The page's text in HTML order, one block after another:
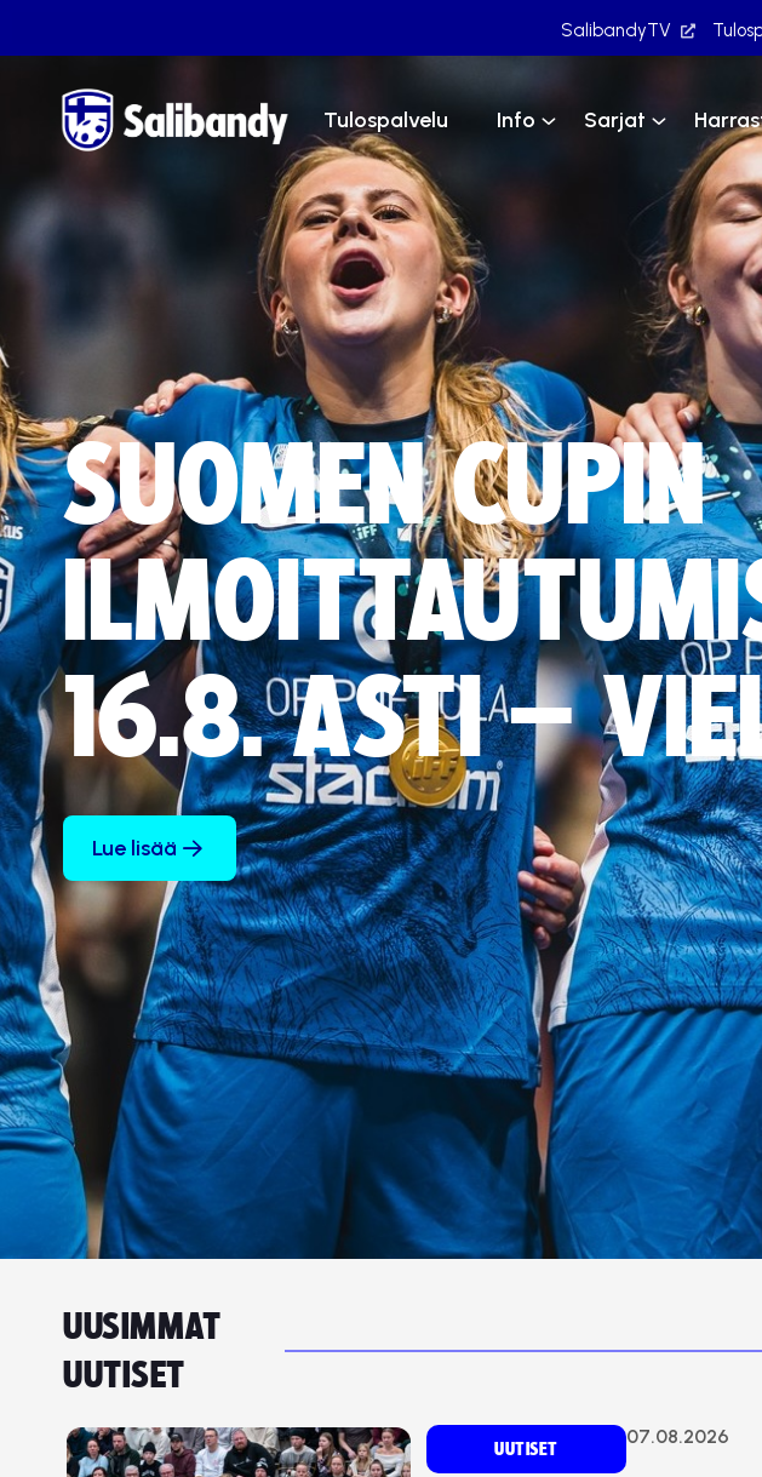
SalibandyTV
Tulospalvelu Info Sarjat
SUOMEN CUPIN
16.8. ASTI –
Lue lisää
UUSIMMAT
UUTISET
UUTISET
07.08.2026